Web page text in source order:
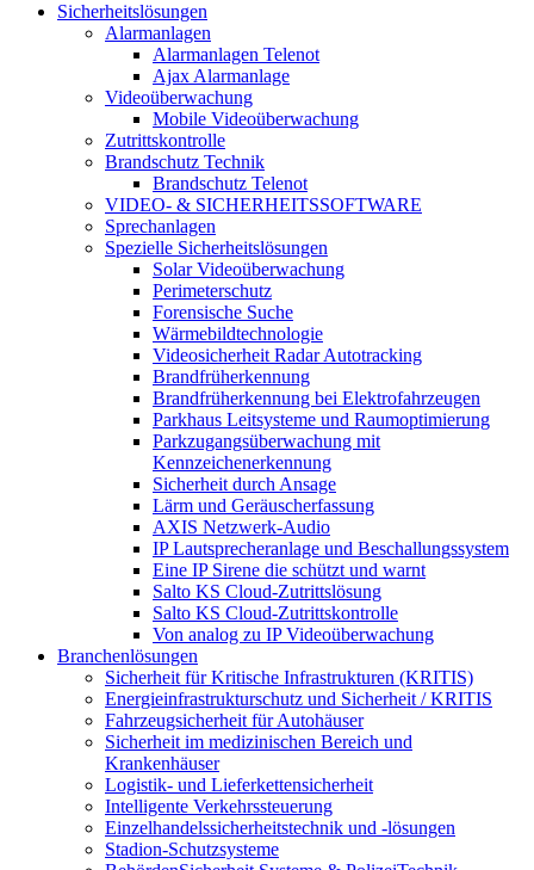
Sicherheitslösungen
Alarmanlagen
Alarmanlagen Telenot
Ajax Alarmanlage
Videoüberwachung
Mobile Videoüberwachung
Zutrittskontrolle
Brandschutz Technik
Brandschutz Telenot
VIDEO- & SICHERHEITSSOFTWARE
Sprechanlagen
Spezielle Sicherheitslösungen
Solar Videoüberwachung
Perimeterschutz
Forensische Suche
Wärmebildtechnologie
Videosicherheit Radar Autotracking​
Brandfrüherkennung
Brandfrüherkennung bei Elektrofahrzeugen
Parkhaus Leitsysteme und Raumoptimierung
Parkzugangsüberwachung mit
Kennzeichenerkennung
Sicherheit durch Ansage
Lärm und Geräuscherfassung
AXIS Netzwerk-Audio
IP Lautsprecheranlage und Beschallungssystem
Eine IP Sirene die schützt und warnt
Salto KS Cloud-Zutrittslösung
Salto KS Cloud-Zutrittskontrolle
Von analog zu IP Videoüberwachung
Branchenlösungen
Sicherheit für Kritische Infrastrukturen (KRITIS)
Energieinfrastrukturschutz und Sicherheit / KRITIS
Fahrzeugsicherheit für Autohäuser
Sicherheit im medizinischen Bereich und
Krankenhäuser
Logistik- und Lieferkettensicherheit
Intelligente Verkehrssteuerung
Einzelhandelssicherheitstechnik und -lösungen
Stadion-Schutzsysteme